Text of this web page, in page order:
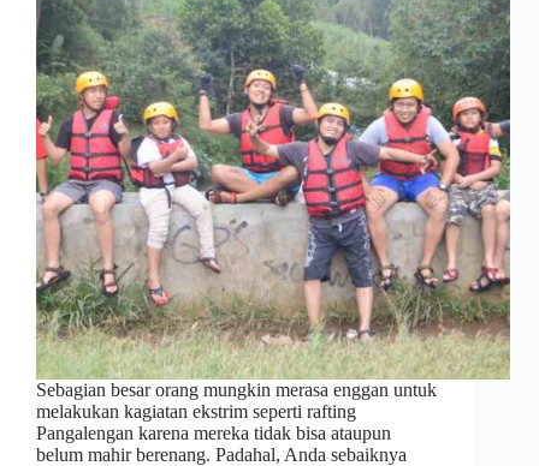
Sebagian besar orang mungkin merasa enggan untuk
melakukan kagiatan ekstrim seperti rafting
Pangalengan karena mereka tidak bisa ataupun
belum mahir berenang. Padahal, Anda sebaiknya